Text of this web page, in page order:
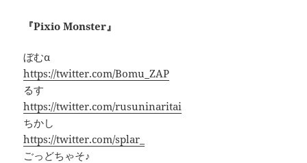
『Pixio Monster』
ぼむα
https://twitter.com/Bomu_ZAP
るす
https://twitter.com/rusuninaritai
ちかし
https://twitter.com/splar_
ごっどちゃそ♪